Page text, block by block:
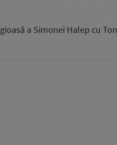
a Simonei Halep cu